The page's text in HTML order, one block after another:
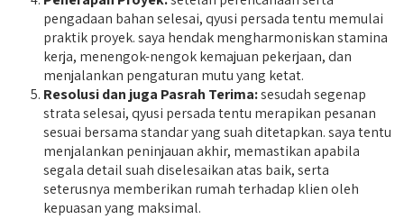
pengadaan bahan selesai, qyusi persada tentu memulai
praktik proyek. saya hendak mengharmoniskan stamina
kerja, menengok-nengok kemajuan pekerjaan, dan
menjalankan pengaturan mutu yang ketat.
Resolusi dan juga Pasrah Terima:sesudah segenap
strata selesai, qyusi persada tentu merapikan pesanan
sesuai bersama standar yang suah ditetapkan. saya tentu
menjalankan peninjauan akhir, memastikan apabila
segala detail suah diselesaikan atas baik, serta
seterusnya memberikan rumah terhadap klien oleh
kepuasan yang maksimal.